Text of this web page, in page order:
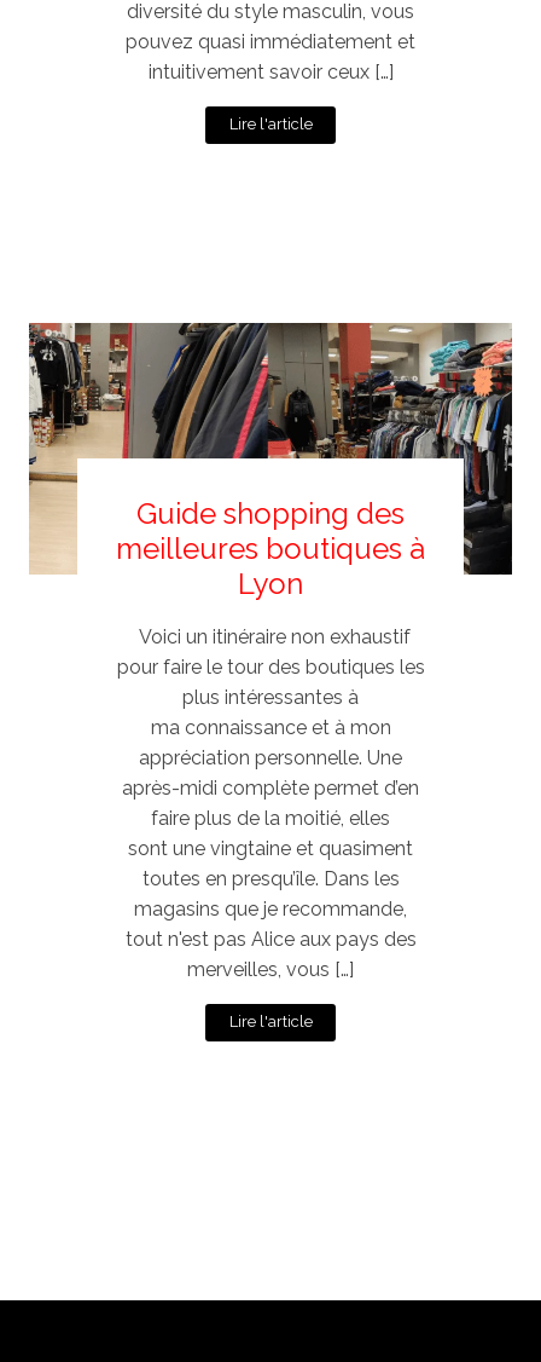
diversité du style masculin, vous
pouvez quasi immédiatement et
intuitivement savoir ceux […]
Lire l'article
Guide shopping des
meilleures boutiques à
Lyon
Voici un itinéraire non exhaustif
pour faire le tour des boutiques les
plus intéressantes à
ma connaissance et à mon
appréciation personnelle. Une
après-midi complète permet d’en
faire plus de la moitié, elles
sont une vingtaine et quasiment
toutes en presqu’île. Dans les
magasins que je recommande,
tout n'est pas Alice aux pays des
merveilles, vous […]
Lire l'article